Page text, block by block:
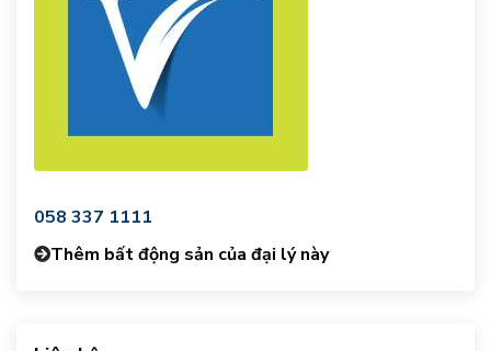
058 337 1111
Thêm bất động sản của đại lý này